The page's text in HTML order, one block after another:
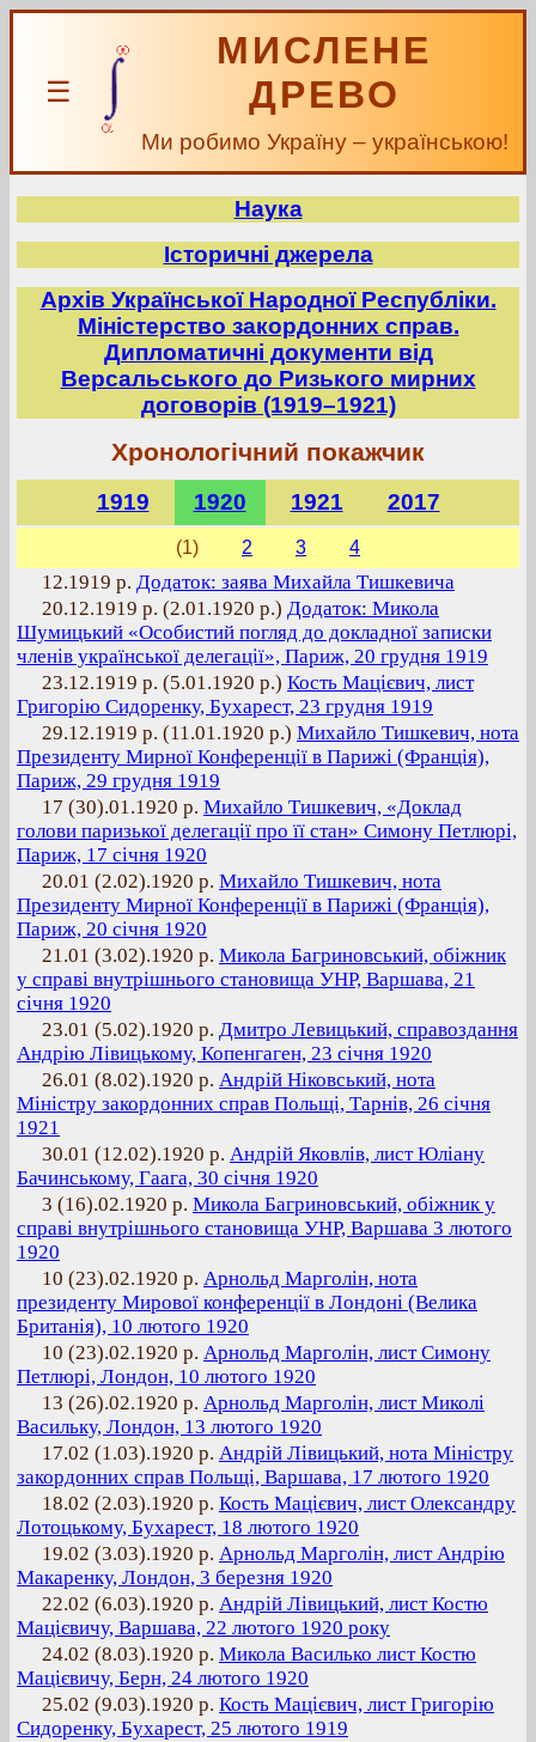
☰
МИСЛЕНЕ
ДРЕВО
Ми робимо Україну – українською!
Наука
Історичні джерела
Архів Української Народної Республіки.
Міністерство закордонних справ.
Дипломатичні документи від
Версальського до Ризького мирних
договорів (1919–1921)
Хронологічний покажчик
1919 1920 1921 2017
(1) 2 3 4
12.1919 р. Додаток: заява Михайла Тишкевича
20.12.1919 р. (2.01.1920 р.) Додаток: Микола
Шумицький «Особистий погляд до докладної записки
членів української делегації», Париж, 20 грудня 1919
23.12.1919 р. (5.01.1920 р.) Кость Мацієвич, лист
Григорію Сидоренку, Бухарест, 23 грудня 1919
29.12.1919 р. (11.01.1920 р.) Михайло Тишкевич, нота
Президенту Мирної Конференції в Парижі (Франція),
Париж, 29 грудня 1919
17 (30).01.1920 р. Михайло Тишкевич, «Доклад
голови паризької делегації про її стан» Симону Петлюрі,
Париж, 17 січня 1920
20.01 (2.02).1920 р. Михайло Тишкевич, нота
Президенту Мирної Конференції в Парижі (Франція),
Париж, 20 січня 1920
21.01 (3.02).1920 р. Микола Багриновський, обіжник
у справі внутрішнього становища УНР, Варшава, 21
січня 1920
23.01 (5.02).1920 р. Дмитро Левицький, справоздання
Андрію Лівицькому, Копенгаген, 23 січня 1920
26.01 (8.02).1920 р. Андрій Ніковський, нота
Міністру закордонних справ Польщі, Тарнів, 26 січня
1921
30.01 (12.02).1920 р. Андрій Яковлів, лист Юліану
Бачинському, Гаага, 30 січня 1920
3 (16).02.1920 р. Микола Багриновський, обіжник у
справі внутрішнього становища УНР, Варшава 3 лютого
1920
10 (23).02.1920 р. Арнольд Марголін, нота
президенту Мирової конференції в Лондоні (Велика
Британія), 10 лютого 1920
10 (23).02.1920 р. Арнольд Марголін, лист Симону
Петлюрі, Лондон, 10 лютого 1920
13 (26).02.1920 р. Арнольд Марголін, лист Миколі
Васильку, Лондон, 13 лютого 1920
17.02 (1.03).1920 р. Андрій Лівицький, нота Міністру
закордонних справ Польщі, Варшава, 17 лютого 1920
18.02 (2.03).1920 р. Кость Мацієвич, лист Олександру
Лотоцькому, Бухарест, 18 лютого 1920
19.02 (3.03).1920 р. Арнольд Марголін, лист Андрію
Макаренку, Лондон, 3 березня 1920
22.02 (6.03).1920 р. Андрій Лівицький, лист Костю
Мацієвичу, Варшава, 22 лютого 1920 року
24.02 (8.03).1920 р. Микола Василько лист Костю
Мацієвичу, Берн, 24 лютого 1920
25.02 (9.03).1920 р. Кость Мацієвич, лист Григорію
Сидоренку, Бухарест, 25 лютого 1919